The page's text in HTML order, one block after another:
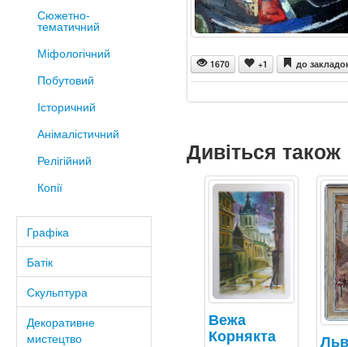
Сюжетно-
тематичний
Міфологічний
Побутовий
Історичний
Анімалістичний
Релігійний
Копії
Графіка
Батік
Скульптура
Декоративне
мистецтво
1670 +1 до
Дивіться також
Вежа
Корнякта